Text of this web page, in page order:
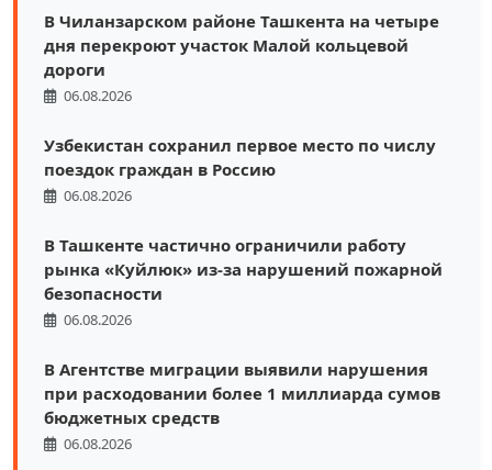
В Чиланзарском районе Ташкента на четыре
дня перекроют участок Малой кольцевой
дороги
06.08.2026
Узбекистан сохранил первое место по числу
поездок граждан в Россию
06.08.2026
В Ташкенте частично ограничили работу
рынка «Куйлюк» из-за нарушений пожарной
безопасности
06.08.2026
В Агентстве миграции выявили нарушения
при расходовании более 1 миллиарда сумов
бюджетных средств
06.08.2026